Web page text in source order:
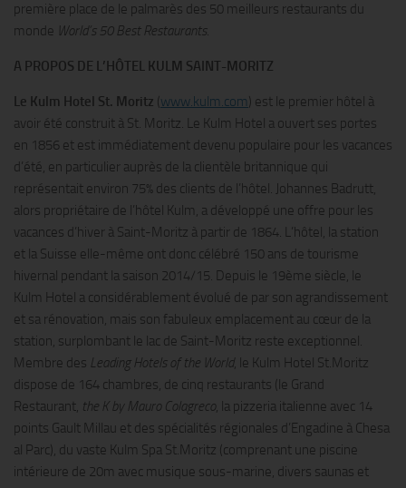
première place de le palmarès des 50 meilleurs restaurants du
monde World’s 50 Best Restaurants.
A PROPOS DE L’HÔTEL KULM SAINT-MORITZ
Le Kulm Hotel St. Moritz (www.kulm.com) est le premier hôtel à
avoir été construit à St. Moritz. Le Kulm Hotel a ouvert ses portes
en 1856 et est immédiatement devenu populaire pour les vacances
d’été, en particulier auprès de la clientèle britannique qui
représentait environ 75% des clients de l’hôtel. Johannes Badrutt,
alors propriétaire de l’hôtel Kulm, a développé une offre pour les
vacances d’hiver à Saint-Moritz à partir de 1864. L’hôtel, la station
et la Suisse elle-même ont donc célébré 150 ans de tourisme
hivernal pendant la saison 2014/15. Depuis le 19ème siècle, le
Kulm Hotel a considérablement évolué de par son agrandissement
et sa rénovation, mais son fabuleux emplacement au cœur de la
station, surplombant le lac de Saint-Moritz reste exceptionnel.
Membre des Leading Hotels of the World, le Kulm Hotel St.Moritz
dispose de 164 chambres, de cinq restaurants (le Grand
Restaurant, the K by Mauro Colagreco, la pizzeria italienne avec 14
points Gault Millau et des spécialités régionales d’Engadine à Chesa
al Parc), du vaste Kulm Spa St.Moritz (comprenant une piscine
intérieure de 20m avec musique sous-marine, divers saunas et